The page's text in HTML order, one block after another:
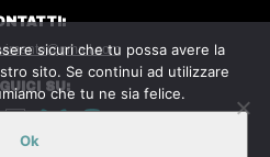
SU:
sicuri che tu possa avere la
sito. Se continui ad utilizzare
che tu ne sia felice.
Ok